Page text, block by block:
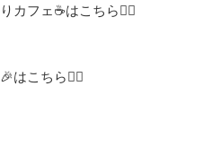
カフェ☕はこちら💁‍♀️
はこちら💁‍♀️